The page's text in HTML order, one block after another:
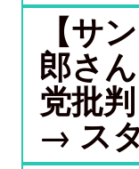
【サ
郎さ
党批
→ ス